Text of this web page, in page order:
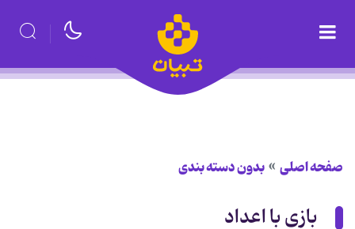
صفحه اصلی بدون دسته بندی
بازی با اعداد